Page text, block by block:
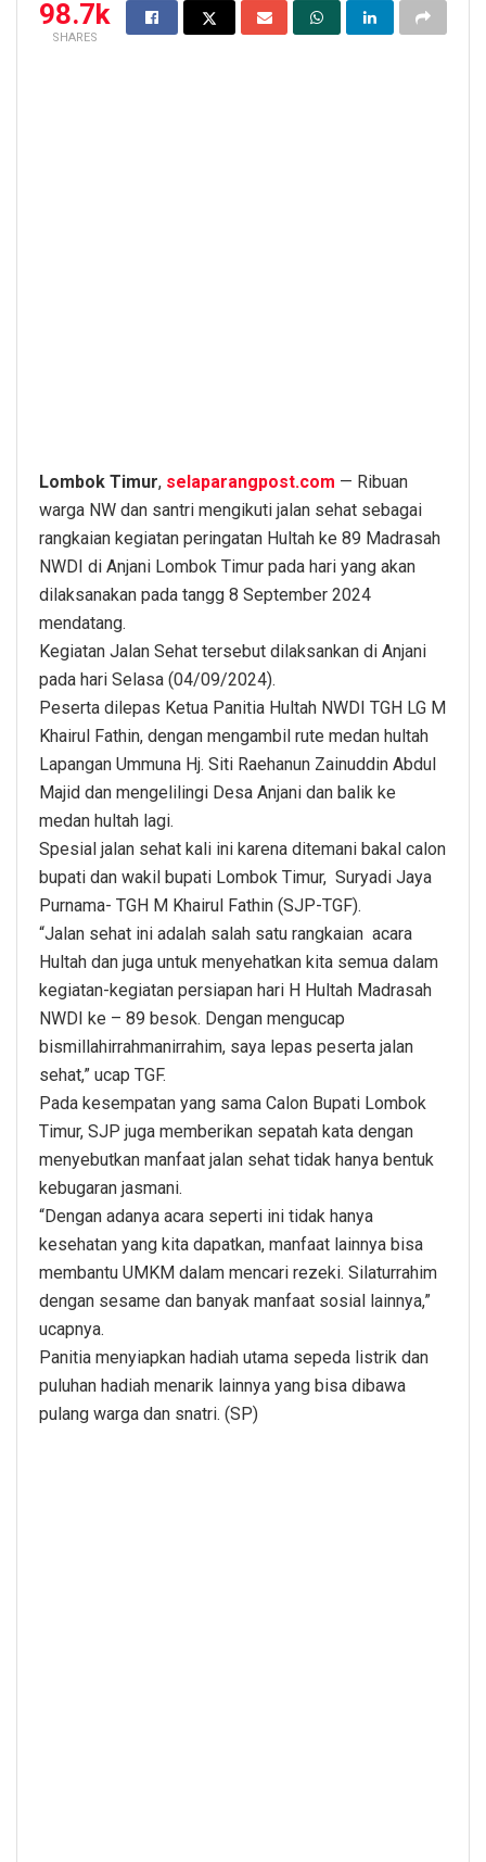
98.7k
SHARES
Lombok Timur, selaparangpost.com — Ribuan
warga NW dan santri mengikuti jalan sehat sebagai
rangkaian kegiatan peringatan Hultah ke 89 Madrasah
NWDI di Anjani Lombok Timur pada hari yang akan
dilaksanakan pada tangg 8 September 2024
mendatang.
Kegiatan Jalan Sehat tersebut dilaksankan di Anjani
pada hari Selasa (04/09/2024).
Peserta dilepas Ketua Panitia Hultah NWDI TGH LG M
Khairul Fathin, dengan mengambil rute medan hultah
Lapangan Ummuna Hj. Siti Raehanun Zainuddin Abdul
Majid dan mengelilingi Desa Anjani dan balik ke
medan hultah lagi.
Spesial jalan sehat kali ini karena ditemani bakal calon
bupati dan wakil bupati Lombok Timur, Suryadi Jaya
Purnama- TGH M Khairul Fathin (SJP-TGF).
“Jalan sehat ini adalah salah satu rangkaian acara
Hultah dan juga untuk menyehatkan kita semua dalam
kegiatan-kegiatan persiapan hari H Hultah Madrasah
NWDI ke – 89 besok. Dengan mengucap
bismillahirrahmanirrahim, saya lepas peserta jalan
sehat,” ucap TGF.
Pada kesempatan yang sama Calon Bupati Lombok
Timur, SJP juga memberikan sepatah kata dengan
menyebutkan manfaat jalan sehat tidak hanya bentuk
kebugaran jasmani.
“Dengan adanya acara seperti ini tidak hanya
kesehatan yang kita dapatkan, manfaat lainnya bisa
membantu UMKM dalam mencari rezeki. Silaturrahim
dengan sesame dan banyak manfaat sosial lainnya,”
ucapnya.
Panitia menyiapkan hadiah utama sepeda listrik dan
puluhan hadiah menarik lainnya yang bisa dibawa
pulang warga dan snatri. (SP)